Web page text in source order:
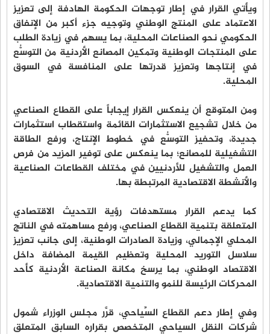
ويأتي القرار في إطار توجهات الحكومة الهادفة إلى تعزيز
الاعتماد على المنتج الوطني وتوجيه جزء أكبر من الإنفاق
الحكومي نحو الصناعات المحلية، بما يسهم في زيادة الطلب
على المنتجات الوطنية وتمكين المصانع الأردنية من التوسُّع
في إنتاجها وتعزيز قدرتها على المنافسة في السوق
المحلية.
ومن المتوقع أن ينعكس القرار إيجاباً على القطاع الصناعي
من خلال تشجيع الاستثمارات القائمة واستقطاب استثمارات
جديدة، وتحفيز التوسُّع في خطوط الإنتاج، ورفع الطاقة
التشغيلية للمصانع؛ بما ينعكس على توفير المزيد من فرص
العمل والتشغيل للأردنيين في مختلف القطاعات الصناعية
والأنشطة الاقتصادية المرتبطة بها.
كما يدعم القرار مستهدفات رؤية التحديث الاقتصادي
المتعلقة بتنمية القطاع الصناعي، ورفع مساهمته في الناتج
المحلي الإجمالي، وزيادة الصادرات الوطنية، إلى جانب تعزيز
سلاسل التوريد المحلية وتعظيم القيمة المضافة داخل
الاقتصاد الوطني، بما يرسخ مكانة الصناعة الأردنية كأحد
المحركات الرئيسة للنمو والتنمية الاقتصادية.
وفي إطار دعم القطاع السِّياحي، قرَّر مجلس الوزراء شمول
شركات النقل السياحي المتخصص بقراره السابق المتعلق